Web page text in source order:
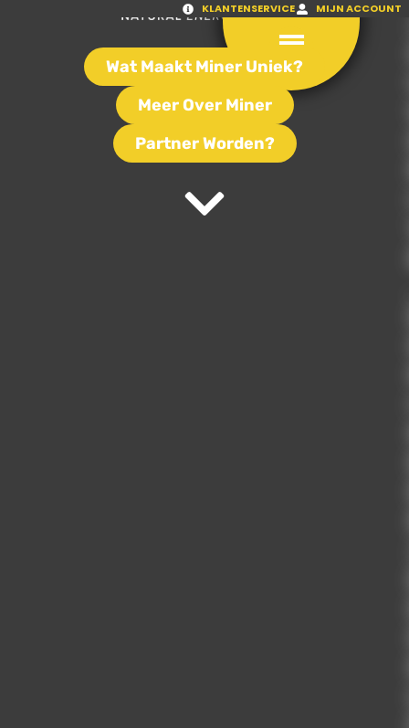
KLANTENSERVICE MIJN ACCOUNT
Wat Maakt Miner Uniek?
Meer Over Miner
Partner Worden?